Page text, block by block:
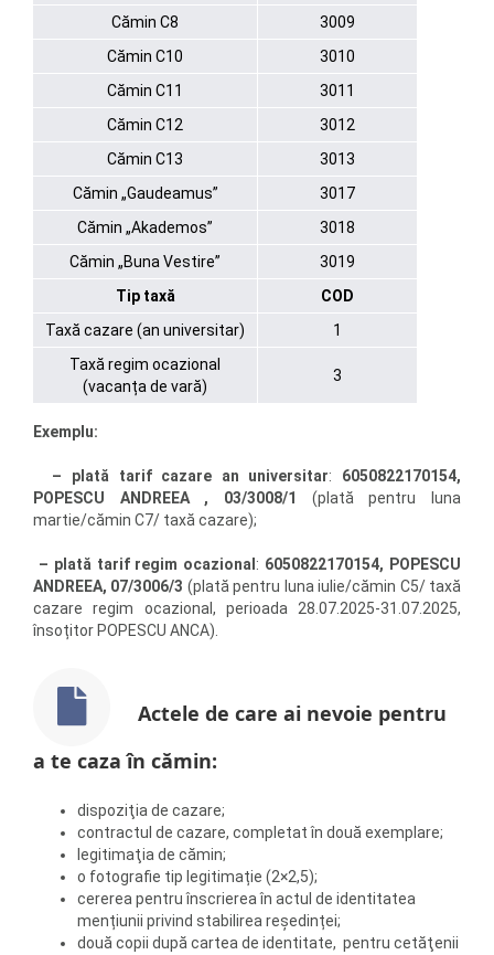
Cămin C8
3009
Cămin C10
3010
Cămin C11
3011
Cămin C12
3012
Cămin C13
3013
Cămin „Gaudeamus”
3017
Cămin „Akademos”
3018
Cămin „Buna Vestire”
3019
Tip taxă
COD
Taxă cazare (an universitar)
1
Taxă regim ocazional
(vacanța de vară)
3
Exemplu:
– plată tarif cazare an universitar: 6050822170154,
POPESCU ANDREEA , 03/3008/1 (plată pentru luna
martie/cămin C7/ taxă cazare);
– plată tarif regim ocazional : 6050822170154, POPESCU
ANDREEA, 07/3006/3 (plată pentru luna iulie/cămin C5/ taxă
cazare regim ocazional, perioada 28.07.2025-31.07.2025,
însoțitor POPESCU ANCA).
Actele de care ai nevoie pentru
a te caza în cămin:
dispoziţia de cazare;
contractul de cazare, completat în două exemplare;
legitimaţia de cămin;
o fotografie tip legitimație (2×2,5);
cererea pentru înscrierea în actul de identitatea
mențiunii privind stabilirea reședinței;
două copii după cartea de identitate, pentru cetăţenii